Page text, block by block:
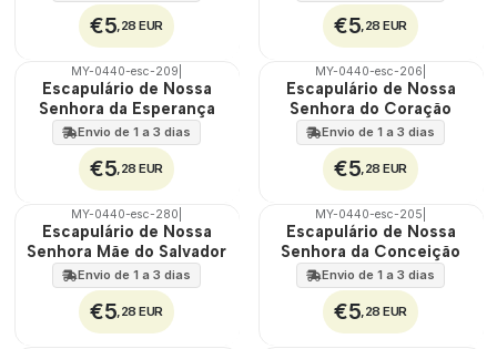
€5 ,28 EUR €5 ,28 EUR
🇵🇹
100%
MY-0440-esc-209
Escapulário de Nossa
Senhora da Esperança
Envio de 1 a 3 dias
€5 ,28 EUR
🇵🇹
100%
MY-0440-esc-206
Escapulário de Nossa
Senhora do Coração
Envio de 1 a 3 dias
€5 ,28 EUR
🇵🇹
100%
MY-0440-esc-280
Escapulário de Nossa
Senhora Mãe do Salvador
Envio de 1 a 3 dias
€5 ,28 EUR
🇵🇹
100%
MY-0440-esc-205
Escapulário de Nossa
Senhora da Conceição
Envio de 1 a 3 dias
€5 ,28 EUR